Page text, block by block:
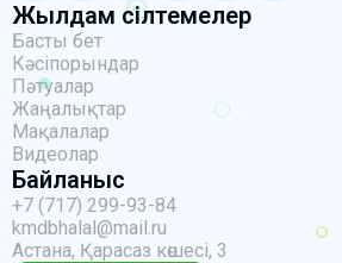
Жылдам сілтемелер
Басты бет
Кәсіпорындар
Пәтуалар
Жаңалықтар
Мақалалар
Видеолар
Байланыс
+7 (717) 299-93-84
kmdbhalal@mail.ru
Астана, Қарасаз көшесі, 3